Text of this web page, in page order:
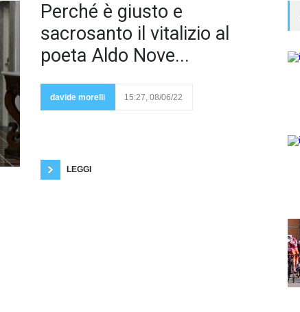
Perché è giusto e
sacrosanto il vitalizio al
poeta Aldo Nove...
davide morelli 15:27, 08/06/22
LEGGI